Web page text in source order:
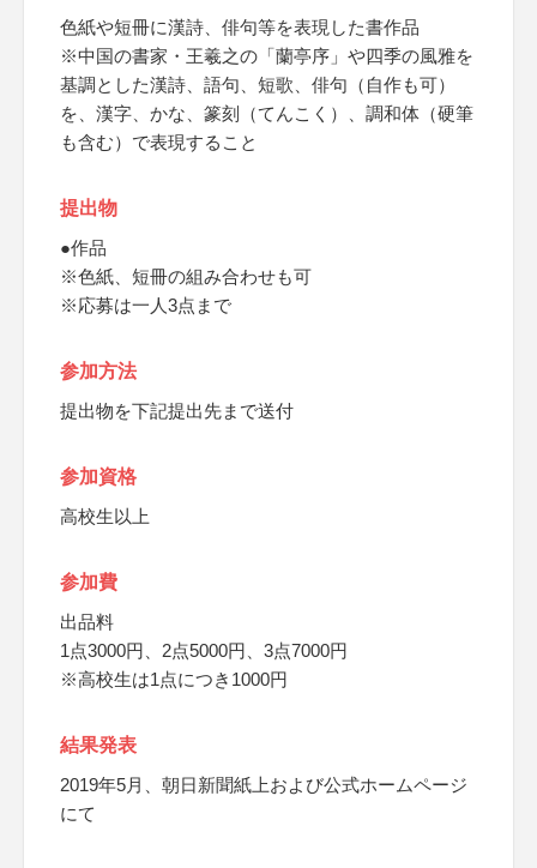
色紙や短冊に漢詩、俳句等を表現した書作品
※中国の書家・王羲之の「蘭亭序」や四季の風雅を
基調とした漢詩、語句、短歌、俳句（自作も可）
を、漢字、かな、篆刻（てんこく）、調和体（硬筆
も含む）で表現すること
提出物
●作品
※色紙、短冊の組み合わせも可
※応募は一人3点まで
参加方法
提出物を下記提出先まで送付
参加資格
高校生以上
参加費
出品料
1点3000円、2点5000円、3点7000円
※高校生は1点につき1000円
結果発表
2019年5月、朝日新聞紙上および公式ホームページ
にて